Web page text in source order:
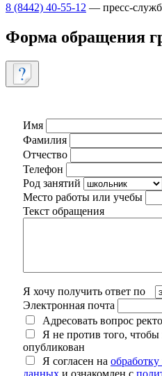
8 (8442) 40-55-12 — пресс-
Форма обращения
Имя
Фамилия
Отчество
Телефон
Род занятий
Место работы или учебы
Текст обращения
Я хочу получить ответ по
Электронная почта
Адресовать вопрос
Я не против того,
опубликован
Я согласен на